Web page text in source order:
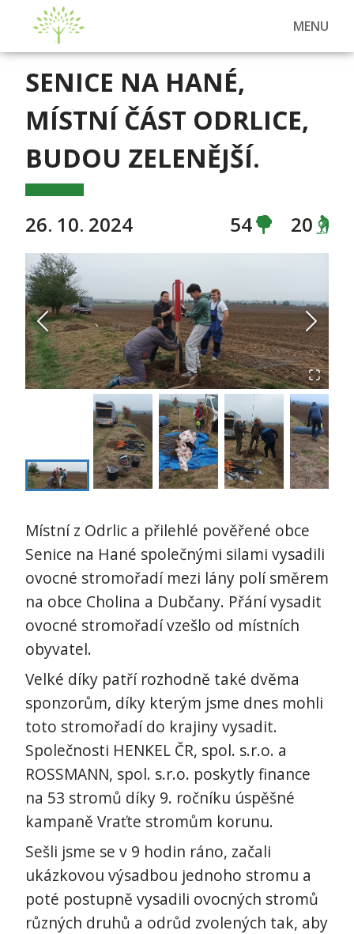
MENU
SENICE NA HANÉ,
MÍSTNÍ ČÁST ODRLICE,
BUDOU ZELENĚJŠÍ.
26. 10. 2024 54 20
Místní z Odrlic a přilehlé pověřené obce
Senice na Hané společnými silami vysadili
ovocné stromořadí mezi lány polí směrem
na obce Cholina a Dubčany. Přání vysadit
ovocné stromořadí vzešlo od místních
obyvatel.
Velké díky patří rozhodně také dvěma
sponzorům, díky kterým jsme dnes mohli
toto stromořadí do krajiny vysadit.
Společnosti HENKEL ČR, spol. s.r.o. a
ROSSMANN, spol. s.r.o. poskytly finance
na 53 stromů díky 9. ročníku úspěšné
kampaně Vraťte stromům korunu.
Sešli jsme se v 9 hodin ráno, začali
ukázkovou výsadbou jednoho stromu a
poté postupně vysadili ovocných stromů
různých druhů a odrůd zvolených tak, aby